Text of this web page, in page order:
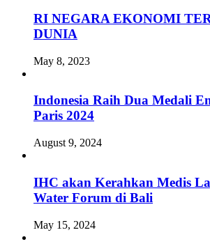
RI NEGARA EKONOMI
DUNIA
May 8, 2023
Indonesia Raih Dua Medali
Paris 2024
August 9, 2024
IHC akan Kerahkan Medis
Water Forum di Bali
May 15, 2024